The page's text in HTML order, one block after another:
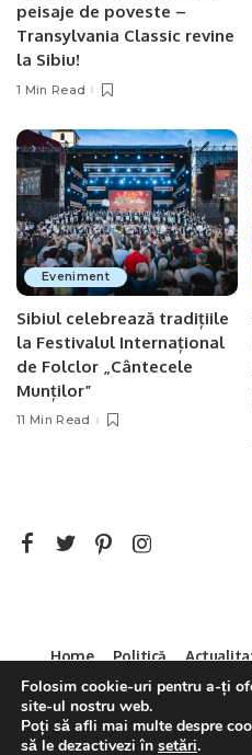
peisaje de poveste –
Transylvania Classic revine
la Sibiu!
1 Min Read
Eveniment
Sibiul celebrează tradițiile
la Festivalul Internațional
de Folclor „Cântecele
Munților”
11 Min Read
Home Politică
Sport
Mica
Folosim cookie-uri pentru a-ți
site-ul nostru web.
Poți să afli mai multe despre
să le dezactivezi în setări.